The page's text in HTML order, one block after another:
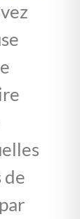
de